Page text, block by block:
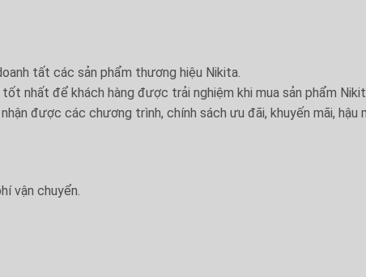
tất các sản phẩm thương hiệu Nikita.
nhất để khách hàng được trải nghiệm khi mua sản phẩm
được các chương trình, chính sách ưu đãi, khuyến mãi,
vận chuyển.